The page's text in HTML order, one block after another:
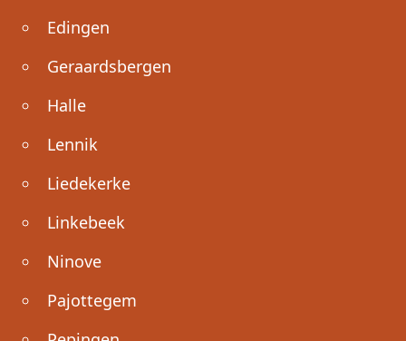
Edingen
Geraardsbergen
Halle
Lennik
Liedekerke
Linkebeek
Ninove
Pajottegem